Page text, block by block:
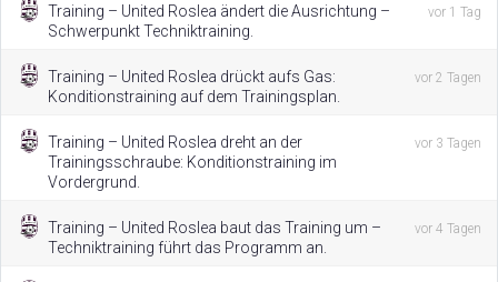
Training – United Roslea ändert die Ausrichtung –
Schwerpunkt Techniktraining.
vor 1 Tag
Training – United Roslea drückt aufs Gas:
Konditionstraining auf dem Trainingsplan.
vor 2 Tagen
Training – United Roslea dreht an der
Trainingsschraube: Konditionstraining im
Vordergrund.
vor 3 Tagen
Training – United Roslea baut das Training um –
Techniktraining führt das Programm an.
vor 4 Tagen